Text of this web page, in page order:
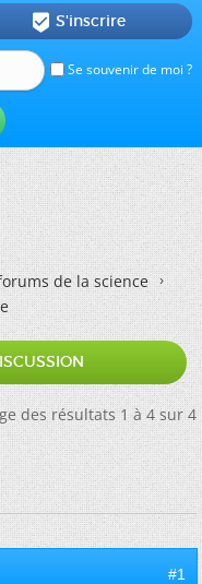
Se souvenir de moi ?
 S'inscrire
de la science
des résultats 1 à 4 sur 4
#1